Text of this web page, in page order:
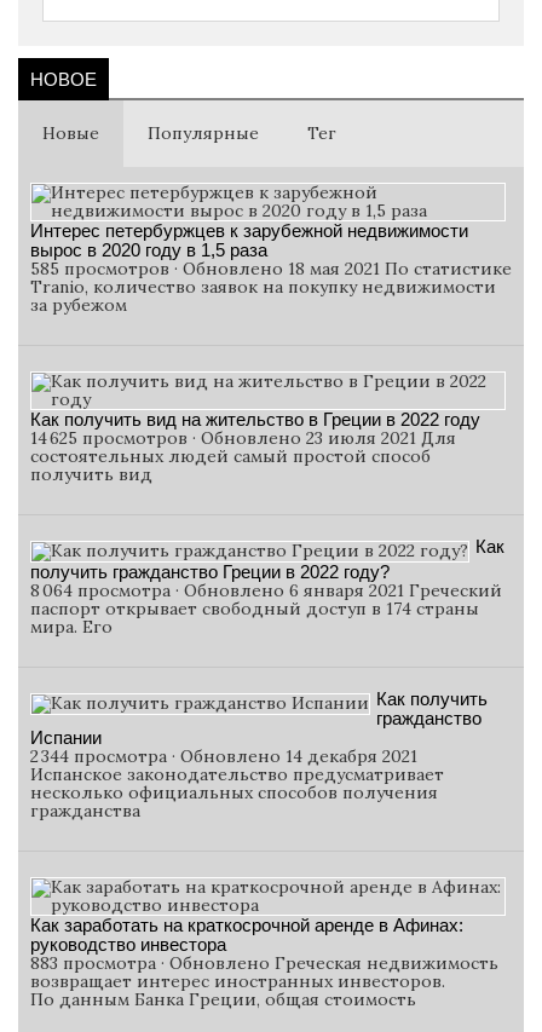
НОВОЕ
Новые Популярные Тег
Интерес петербуржцев к зарубежной недвижимости
вырос в 2020 году в 1,5 раза
585 просмотров · Обновлено 18 мая 2021 По статистике
Tranio, количество заявок на покупку недвижимости
за рубежом
Как получить вид на жительство в Греции в 2022 году
14 625 просмотров · Обновлено 23 июля 2021 Для
состоятельных людей самый простой способ
получить вид
Как
получить гражданство Греции в 2022 году?
8 064 просмотра · Обновлено 6 января 2021 Греческий
паспорт открывает свободный доступ в 174 страны
мира. Его
Как получить
гражданство
Испании
2 344 просмотра · Обновлено 14 декабря 2021
Испанское законодательство предусматривает
несколько официальных способов получения
гражданства
Как заработать на краткосрочной аренде в Афинах:
руководство инвестора
883 просмотра · Обновлено Греческая недвижимость
возвращает интерес иностранных инвесторов.
По данным Банка Греции, общая стоимость